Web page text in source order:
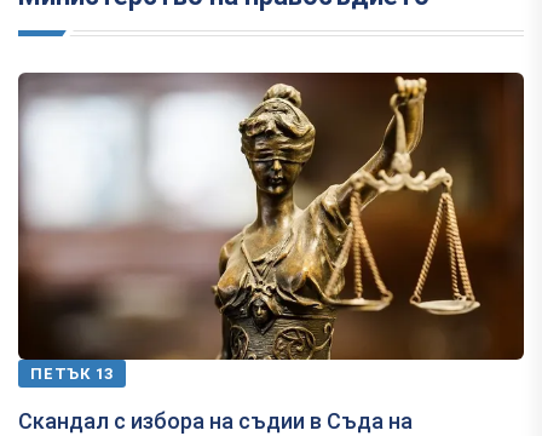
ПЕТЪК 13
Скандал с избора на съдии в Съда на